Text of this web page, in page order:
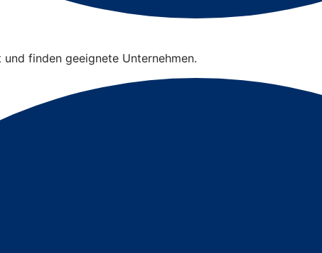
finden geeignete Unternehmen.